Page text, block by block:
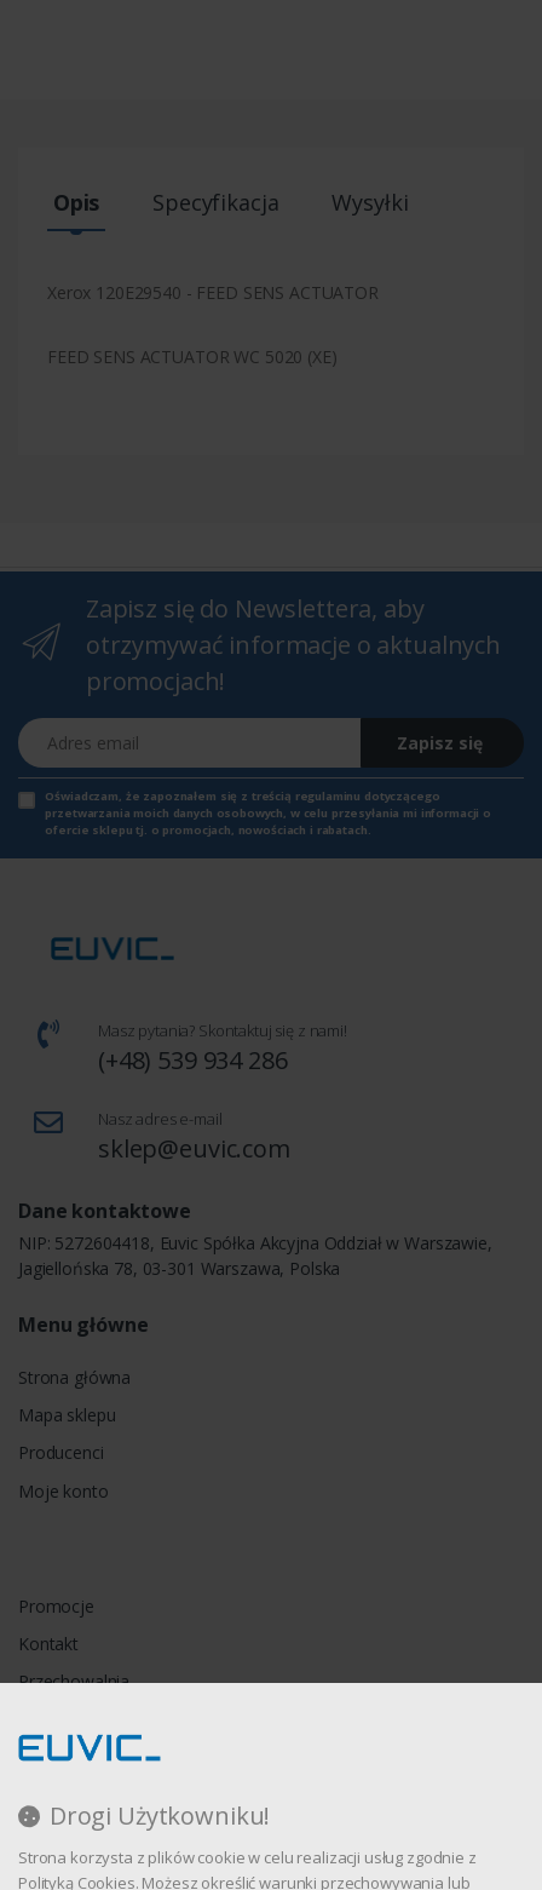
Drogi Użytkowniku!
Strona korzysta z plików cookie w celu realizacji usług zgodnie z
Polityką Cookies. Możesz określić warunki przechowywania lub
Opis Specyfikacja Wysyłki
Xerox 120E29540 - FEED SENS ACTUATOR
FEED SENS ACTUATOR WC 5020 (XE)
Zapisz się do Newslettera, aby
otrzymywać informacje o aktualnych
promocjach!
Adres email
Zapisz się
Oświadczam, że zapoznałem się z treścią regulaminu dotyczącego
przetwarzania moich danych osobowych, w celu przesyłania mi informacji o
ofercie sklepu tj. o promocjach, nowościach i rabatach.
Masz pytania? Skontaktuj się z nami!
(+48) 539 934 286
Nasz adres e-mail
sklep@euvic.com
Dane kontaktowe
NIP: 5272604418, Euvic Spółka Akcyjna Oddział w Warszawie,
Jagiellońska 78, 03-301 Warszawa, Polska
Menu główne
Strona główna
Mapa sklepu
Producenci
Moje konto
Promocje
Kontakt
Przechowalnia
Regulamin
Polityka prywatności